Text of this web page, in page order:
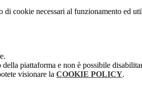
cookie necessari al funzionamento ed
piattaforma e non è possibile
visionare la COOKIE POLICY.